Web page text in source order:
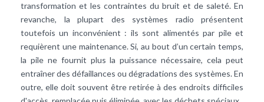
transformation et les contraintes du bruit et de saleté. En
revanche, la plupart des systèmes radio présentent
toutefois un inconvénient : ils sont alimentés par pile et
requièrent une maintenance. Si, au bout d’un certain temps,
la pile ne fournit plus la puissance nécessaire, cela peut
entraîner des défaillances ou dégradations des systèmes. En
outre, elle doit souvent être retirée à des endroits difficiles